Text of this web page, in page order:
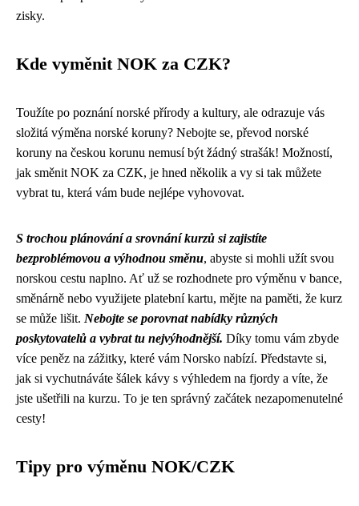
zisky.
Kde vyměnit NOK za CZK?
Toužíte po poznání norské přírody a kultury, ale odrazuje vás
složitá výměna norské koruny? Nebojte se, převod norské
koruny na českou korunu nemusí být žádný strašák! Možností,
jak směnit NOK za CZK, je hned několik a vy si tak můžete
vybrat tu, která vám bude nejlépe vyhovovat.
S trochou plánování a srovnání kurzů si zajistíte
bezproblémovou a výhodnou směnu, abyste si mohli užít svou
norskou cestu naplno. Ať už se rozhodnete pro výměnu v bance,
směnárně nebo využijete platební kartu, mějte na paměti, že kurz
se může lišit. Nebojte se porovnat nabídky různých
poskytovatelů a vybrat tu nejvýhodnější. Díky tomu vám zbyde
více peněz na zážitky, které vám Norsko nabízí. Představte si,
jak si vychutnáváte šálek kávy s výhledem na fjordy a víte, že
jste ušetřili na kurzu. To je ten správný začátek nezapomenutelné
cesty!
Tipy pro výměnu NOK/CZK